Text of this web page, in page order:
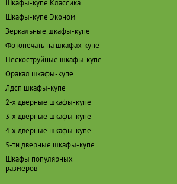
Шкафы-купе Классика
Шкафы-купе Эконом
Зеркальные шкафы-купе
Фотопечать на шкафах-купе
Пескоструйные шкафы-купе
Оракал шкафы-купе
Лдсп шкафы-купе
2-х дверные шкафы-купе
3-х дверные шкафы-купе
4-х дверные шкафы-купе
5-ти дверные шкафы-купе
Шкафы популярных
размеров